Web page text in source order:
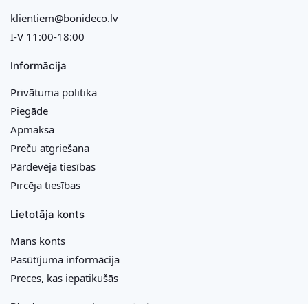
klientiem@bonideco.lv
I-V 11:00-18:00
Informācija
Privātuma politika
Piegāde
Apmaksa
Preču atgriešana
Pārdevēja tiesības
Pircēja tiesības
Lietotāja konts
Mans konts
Pasūtījuma informācija
Preces, kas iepatikušās